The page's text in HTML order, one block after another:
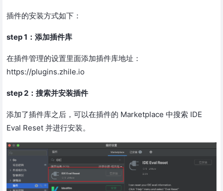
插件的安装方式如下：
step 1：添加插件库
在插件管理的设置里面添加插件库地址：
https://plugins.zhile.io
step 2：搜索并安装插件
添加了插件库之后，可以在插件的 Marketplace 中搜索 IDE
Eval Reset 并进行安装。